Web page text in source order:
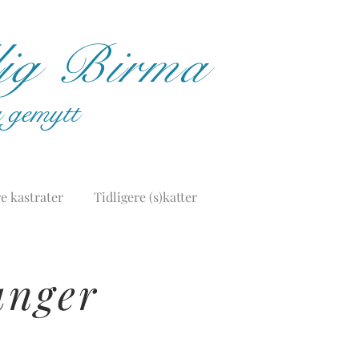
Birma
gemytt
kastrater Tidligere (s)katter